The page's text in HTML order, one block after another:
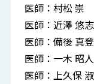
医師：村松 崇
医師：近澤 悠志
医師：備後 真登
医師：一木 昭人
医師：上久保